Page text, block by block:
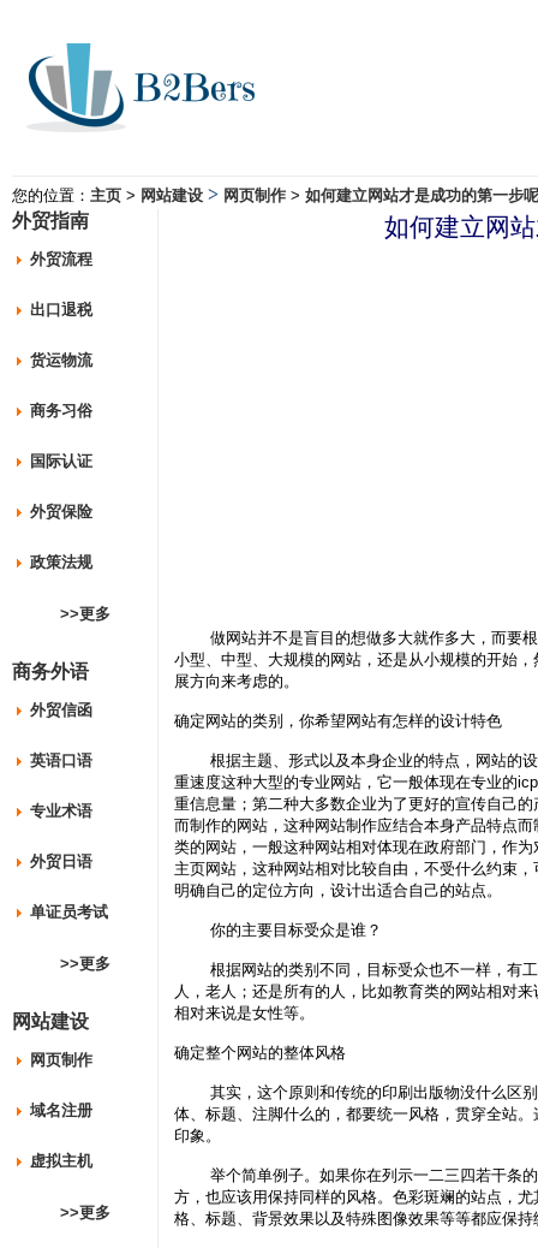
您的位置： 主页 > 网站建设 > 网页制作 > 如何建立网站才是成功的第一步呢
外贸指南
外贸流程
出口退税
货运物流
商务习俗
国际认证
外贸保险
政策法规
>>更多
商务外语
外贸信函
英语口语
专业术语
外贸日语
单证员考试
>>更多
网站建设
网页制作
域名注册
虚拟主机
>>更多
如何建立网
做网站并不是盲目的想做多大就作多大，而要根
小型、中型、大规模的网站，还是从小规模的开始
展方向来考虑的。
确定网站的类别，你希望网站有怎样的设计特色
根据主题、形式以及本身企业的特点，网站的设
重速度这种大型的专业网站，它一般体现在专业的
重信息量；第二种大多数企业为了更好的宣传自己
而制作的网站，这种网站制作应结合本身产品特点
类的网站，一般这种网站相对体现在政府部门，作
主页网站，这种网站相对比较自由，不受什么约束
明确自己的定位方向，设计出适合自己的站点。
你的主要目标受众是谁？
根据网站的类别不同，目标受众也不一样，有工
人，老人；还是所有的人，比如教育类的网站相对
相对来说是女性等。
确定整个网站的整体风格
其实，这个原则和传统的印刷出版物没什么区别
体、标题、注脚什么的，都要统一风格，贯穿全站
印象。
举个简单例子。如果你在列示一二三四若干条的
方，也应该用保持同样的风格。色彩斑斓的站点，
格、标题、背景效果以及特殊图像效果等等都应保持